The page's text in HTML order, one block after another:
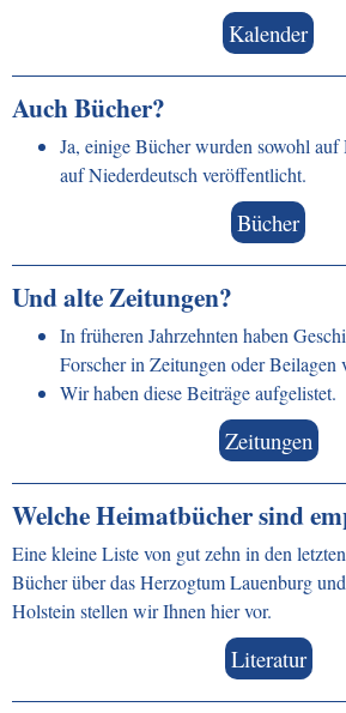
Kalender
Auch Bücher?
Ja, einige Bücher wurden sowohl auf
auf Niederdeutsch veröffentlicht.
Bücher
Und alte Zeitungen?
In früheren Jahrzehnten haben
Forscher in Zeitungen oder Beilagen
Wir haben diese Beiträge aufgelistet.
Zeitungen
Welche Heimatbücher sind
Eine kleine Liste von gut zehn in den
Bücher über das Herzogtum Lauenburg
Holstein stellen wir Ihnen hier vor.
Literatur